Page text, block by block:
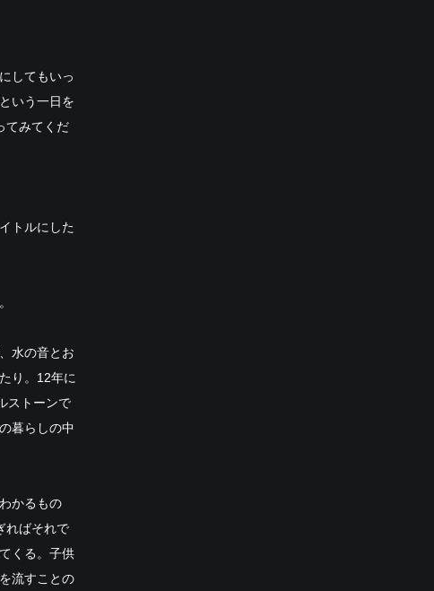
してもいっ
いう一日を
てみてくだ
トルにした
水の音とお
り。12年に
ストーンで
暮らしの中
かるもの
ればそれで
くる。子供
流すことの